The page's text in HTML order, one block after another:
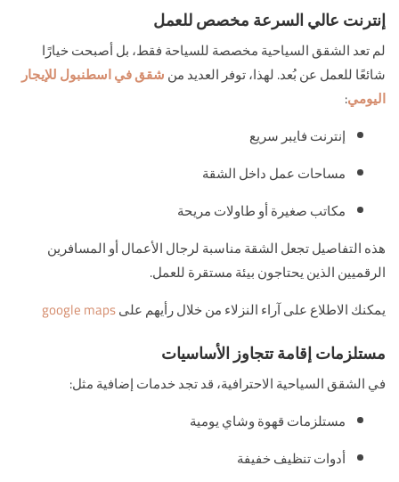
إنترنت عالي السرعة مخصص للعمل
لم تعد الشقق السياحية مخصصة للسياحة فقط، بل أصبحت خيارًا
شائعًا للعمل عن بُعد. لهذا، توفر العديد منشقق في اسطنبول للإيجار
اليومي:
إنترنت فايبر سريع
مساحات عمل داخل الشقة
مكاتب صغيرة أو طاولات مريحة
هذه التفاصيل تجعل الشقة مناسبة لرجال الأعمال أو المسافرين
الرقميين الذين يحتاجون بيئة مستقرة للعمل.
يمكنك الاطلاع على آراء النزلاء من خلال رأيهم علىgoogle maps
مستلزمات إقامة تتجاوز الأساسيات
في الشقق السياحية الاحترافية، قد تجد خدمات إضافية مثل:
مستلزمات قهوة وشاي يومية
أدوات تنظيف خفيفة